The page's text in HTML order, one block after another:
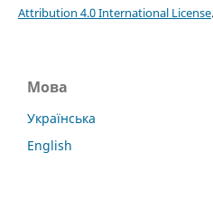
Attribution 4.0 International License.
Мова
Українська
English